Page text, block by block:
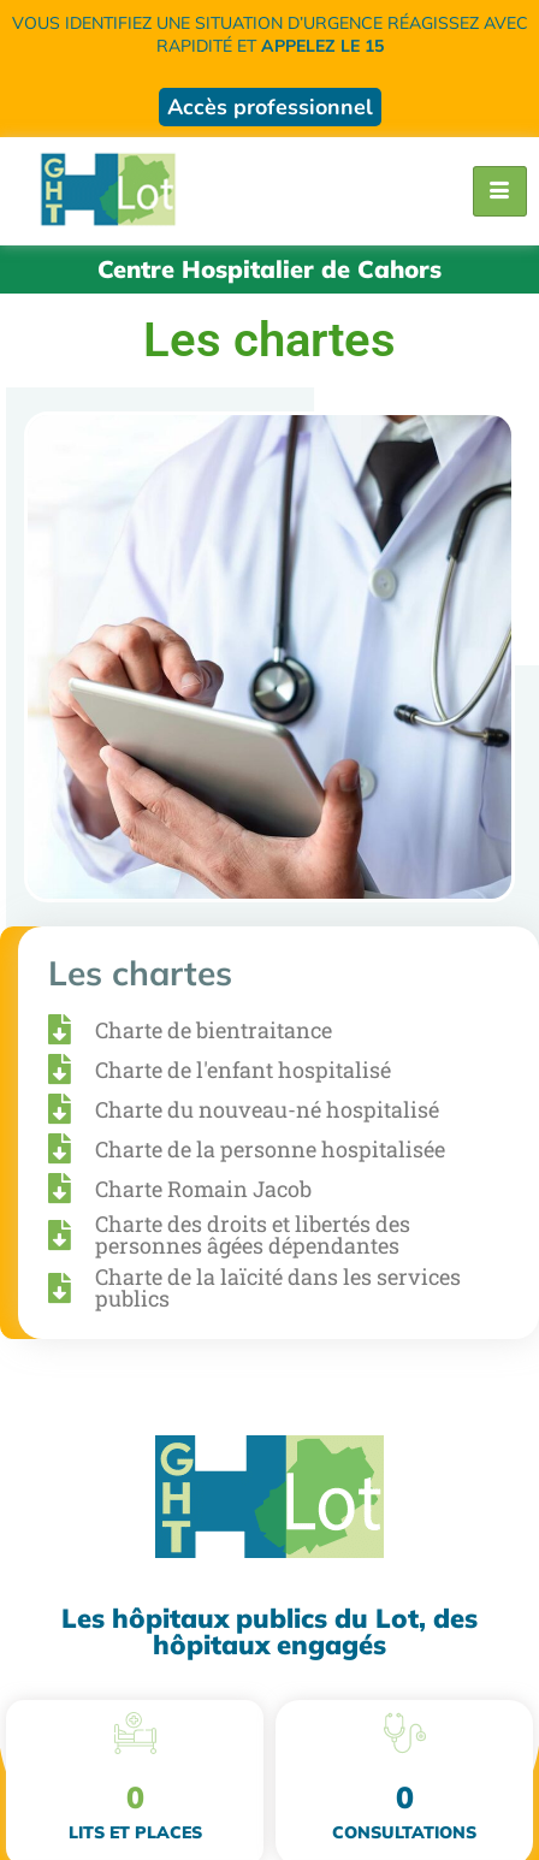
VOUS IDENTIFIEZ UNE SITUATION D’URGENCE RÉAGISSEZ AVEC
RAPIDITÉ ETAPPELEZ LE 15
Accès professionnel
Centre Hospitalier de Cahors
Les chartes
Les chartes
Charte de bientraitance
Charte de l'enfant hospitalisé
Charte du nouveau-né hospitalisé
Charte de la personne hospitalisée
Charte Romain Jacob
Charte des droits et libertés des
personnes âgées dépendantes
Charte de la laïcité dans les services
publics
Les hôpitaux publics du Lot, des
hôpitaux engagés
LITS ET PLACES
0
CONSULTATIONS
0